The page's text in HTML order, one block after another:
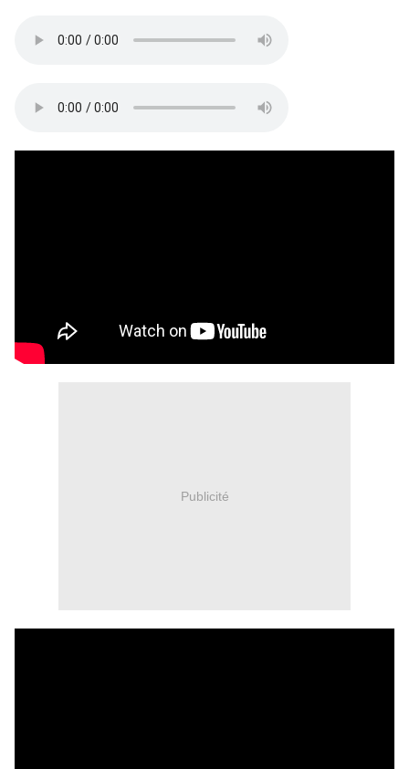
Publicité